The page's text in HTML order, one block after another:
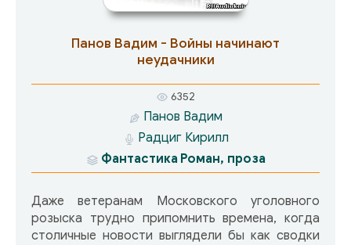
Панов Вадим - Войны начинают
неудачники
6352
Панов Вадим
Радциг Кирилл
Фантастика Роман, проза
Даже ветеранам Московского уголовного
розыска трудно припомнить времена, когда
столичные новости выглядели бы как сводки